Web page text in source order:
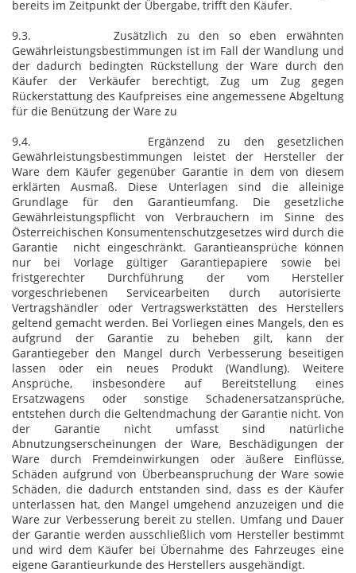
bereits im Zeitpunkt der Übergabe, trifft den Käufer.
9.3. Zusätzlich zu den so eben erwähnten
Gewährleistungsbestimmungen ist im Fall der Wandlung und
der dadurch bedingten Rückstellung der Ware durch den
Käufer der Verkäufer berechtigt, Zug um Zug gegen
Rückerstattung des Kaufpreises eine angemessene Abgeltung
für die Benützung der Ware zu
9.4. Ergänzend zu den gesetzlichen
Gewährleistungsbestimmungen leistet der Hersteller der
Ware dem Käufer gegenüber Garantie in dem von diesem
erklärten Ausmaß. Diese Unterlagen sind die alleinige
Grundlage für den Garantieumfang. Die gesetzliche
Gewährleistungspflicht von Verbrauchern im Sinne des
Österreichischen Konsumentenschutzgesetzes wird durch die
Garantie nicht eingeschränkt. Garantieansprüche können
nur bei Vorlage gültiger Garantiepapiere sowie bei
fristgerechter Durchführung der vom Hersteller
vorgeschriebenen Servicearbeiten durch autorisierte
Vertragshändler oder Vertragswerkstätten des Herstellers
geltend gemacht werden. Bei Vorliegen eines Mangels, den es
aufgrund der Garantie zu beheben gilt, kann der
Garantiegeber den Mangel durch Verbesserung beseitigen
lassen oder ein neues Produkt (Wandlung). Weitere
Ansprüche, insbesondere auf Bereitstellung eines
Ersatzwagens oder sonstige Schadenersatzansprüche,
entstehen durch die Geltendmachung der Garantie nicht. Von
der Garantie nicht umfasst sind natürliche
Abnutzungserscheinungen der Ware, Beschädigungen der
Ware durch Fremdeinwirkungen oder äußere Einflüsse,
Schäden aufgrund von Überbeanspruchung der Ware sowie
Schäden, die dadurch entstanden sind, dass es der Käufer
unterlassen hat, den Mangel umgehend anzuzeigen und die
Ware zur Verbesserung bereit zu stellen. Umfang und Dauer
der Garantie werden ausschließlich vom Hersteller bestimmt
und wird dem Käufer bei Übernahme des Fahrzeuges eine
eigene Garantieurkunde des Herstellers ausgehändigt.